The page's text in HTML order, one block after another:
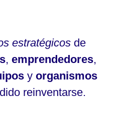
estratégicosde
, emprendedores,
y organismos
reinventarse.